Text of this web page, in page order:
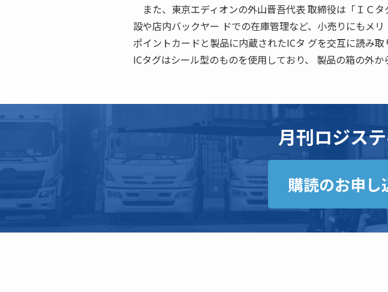
また、東京エディオンの外山晋吾代表 取締役は「ＩＣ
設や店内バックヤー ドでの在庫管理など、小売りにもメリ
ポイントカードと製品に内蔵されたICタ グを交互に読み取
ICタグはシール型のものを使用しており、 製品の箱の外
月刊ロジス
購読のお申し